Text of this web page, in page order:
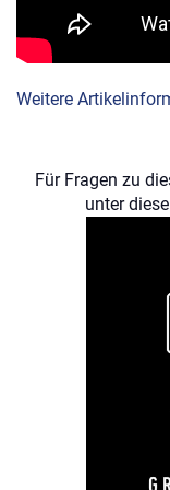
Weitere
Für Fragen zu
unter